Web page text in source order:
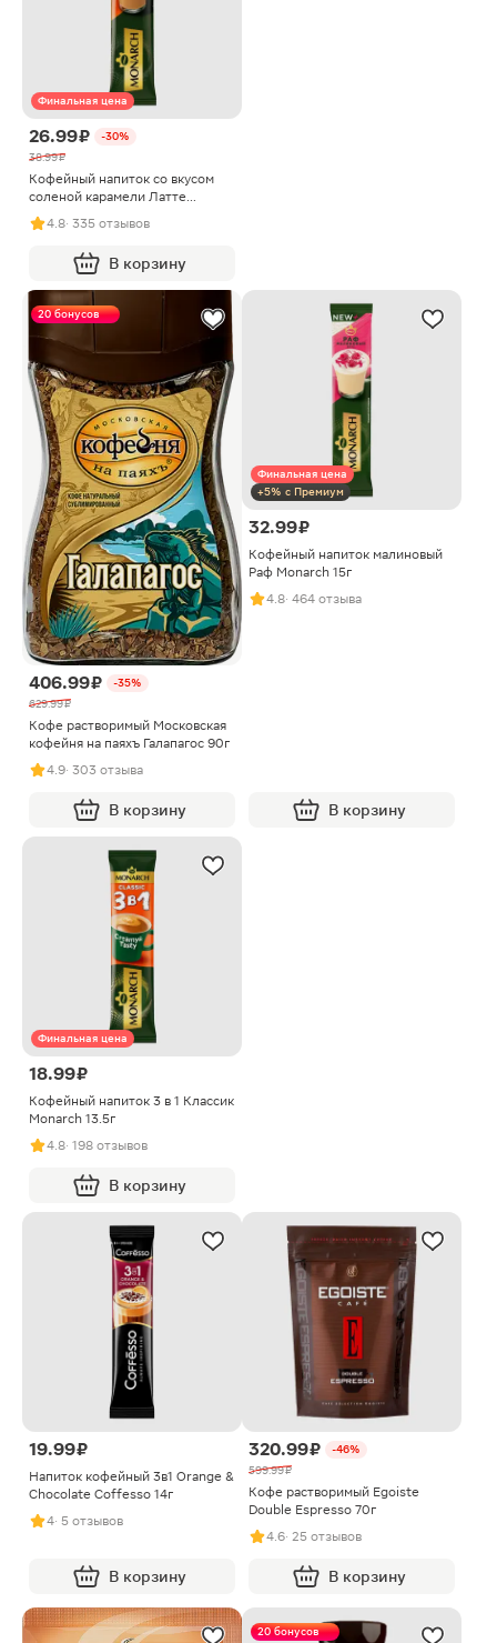
Финальная цена
26.99 ₽
-30%
38.99 ₽
Кофейный напиток со вкусом
соленой карамели Латте
Monarch 15г
4.8· 335 отзывов
В корзину
20 бонусов
406.99 ₽
-35%
629.99 ₽
Кофе растворимый Московская
кофейня на паяхъ Галапагос 90г
4.9· 303 отзыва
В корзину
Финальная цена
+5% с Премиум
32.99 ₽
Кофейный напиток малиновый
Раф Monarch 15г
4.8· 464 отзыва
В корзину
Финальная цена
18.99 ₽
Кофейный напиток 3 в 1 Классик
Monarch 13.5г
4.8· 198 отзывов
В корзину
19.99 ₽
Напиток кофейный 3в1 Orange &
Chocolate Coffesso 14г
4· 5 отзывов
В корзину
320.99 ₽
-46%
599.99 ₽
Кофе растворимый Egoiste
Double Espresso 70г
4.6· 25 отзывов
В корзину
20 бонусов